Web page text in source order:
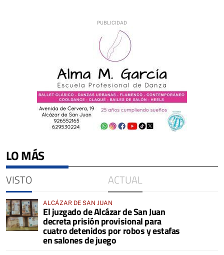
LO MÁS
VISTO ACTUAL
ALCÁZAR DE SAN JUAN
El juzgado de Alcázar de San Juan
decreta prisión provisional para
cuatro detenidos por robos y estafas
en salones de juego